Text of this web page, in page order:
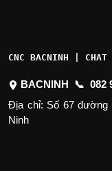
CNC BACNINH | CHAT
BACNINH 📞 082
Địa chỉ: Số 67 đường
Ninh